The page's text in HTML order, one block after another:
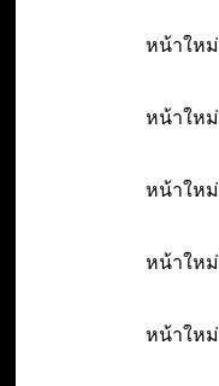
หน้าใหม่
หน้าใหม่
หน้าใหม่
หน้าใหม่
หน้าใหม่